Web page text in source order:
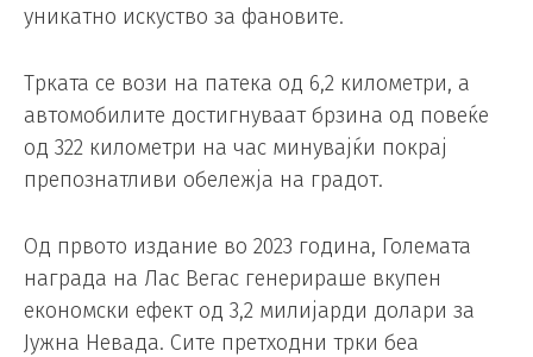
уникатно искуство за фановите.
Трката се вози на патека од 6,2 километри, а
автомобилите достигнуваат брзина од повеќе
од 322 километри на час минувајќи покрај
препознатливи обележја на градот.
Од првото издание во 2023 година, Големата
награда на Лас Вегас генерираше вкупен
економски ефект од 3,2 милијарди долари за
Јужна Невада. Сите претходни трки беа